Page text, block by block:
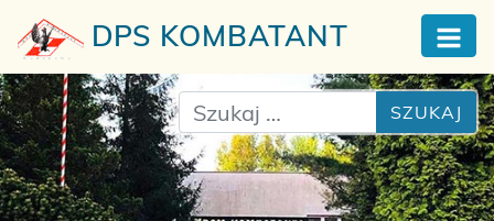
DPS KOMBATANT
Szukaj